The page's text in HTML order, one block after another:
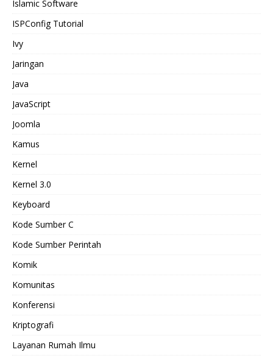
Islamic Software
ISPConfig Tutorial
Ivy
Jaringan
Java
JavaScript
Joomla
Kamus
Kernel
Kernel 3.0
Keyboard
Kode Sumber C
Kode Sumber Perintah
Komik
Komunitas
Konferensi
Kriptografi
Layanan Rumah Ilmu